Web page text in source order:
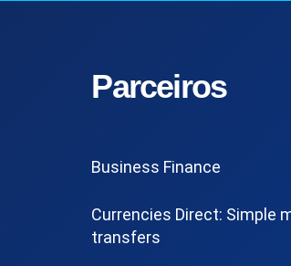
Parceiros
Business Finance
Currencies Direct: Simple
transfers